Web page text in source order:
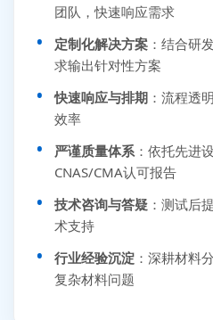
团队，快速响应需求
定制化解决方案 ：结合研
求输出针对性方案
快速响应与排期 ：流程透
效率
严谨质量体系 ：依托先进
CNAS/CMA认可报告
技术咨询与答疑 ：测试后
术支持
行业经验沉淀 ：深耕材料
复杂材料问题